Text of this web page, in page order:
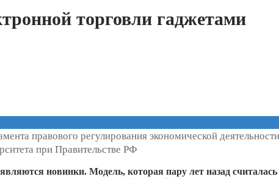
торговли гаджетами
правового регулирования экономической деятельности
при Правительстве РФ
новинки. Модель, которая пару лет назад считалась